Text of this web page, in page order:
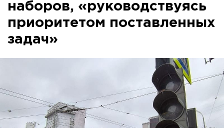
наборов, «руководствуясь
приоритетом поставленных
задач»